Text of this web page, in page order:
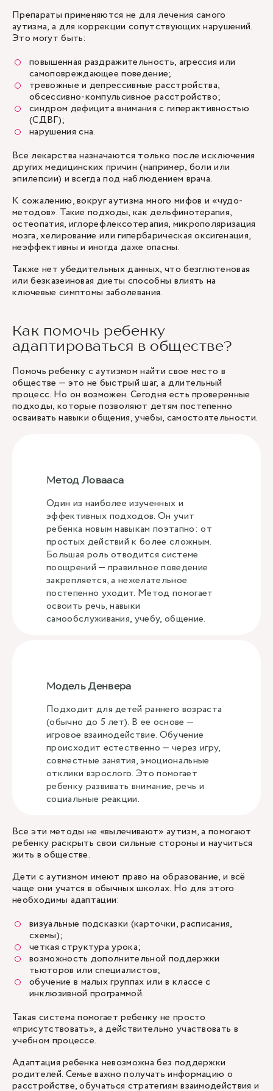
Препараты применяются не для лечения самого
аутизма, а для коррекции сопутствующих нарушений.
Это могут быть:
повышенная раздражительность, агрессия или
самоповреждающее поведение;
тревожные и депрессивные расстройства,
обсессивно-компульсивное расстройство;
синдром дефицита внимания с гиперактивностью
(СДВГ);
нарушения сна.
Все лекарства назначаются только после исключения
других медицинских причин (например, боли или
эпилепсии) и всегда под наблюдением врача.
К сожалению, вокруг аутизма много мифов и «чудо-
методов». Такие подходы, как дельфинотерапия,
остеопатия, иглорефлексотерапия, микрополяризация
мозга, хелирование или гипербарическая оксигенация,
неэффективны и иногда даже опасны.
Также нет убедительных данных, что безглютеновая
или безказеиновая диеты способны влиять на
ключевые симптомы заболевания.
Как помочь ребенку
адаптироваться в обществе?
Помочь ребенку с аутизмом найти свое место в
обществе — это не быстрый шаг, а длительный
процесс. Но он возможен. Сегодня есть проверенные
подходы, которые позволяют детям постепенно
осваивать навыки общения, учебы, самостоятельности.
Метод Ловааса
Один из наиболее изученных и
эффективных подходов. Он учит
ребенка новым навыкам поэтапно: от
простых действий к более сложным.
Большая роль отводится системе
поощрений — правильное поведение
закрепляется, а нежелательное
постепенно уходит. Метод помогает
освоить речь, навыки
самообслуживания, учебу, общение.
Модель Денвера
Подходит для детей раннего возраста
(обычно до 5 лет). В ее основе —
игровое взаимодействие. Обучение
происходит естественно — через игру,
совместные занятия, эмоциональные
отклики взрослого. Это помогает
ребенку развивать внимание, речь и
социальные реакции.
Все эти методы не «вылечивают» аутизм, а помогают
ребенку раскрыть свои сильные стороны и научиться
жить в обществе.
Дети с аутизмом имеют право на образование, и всё
чаще они учатся в обычных школах. Но для этого
необходимы адаптации:
визуальные подсказки (карточки, расписания,
схемы);
четкая структура урока;
возможность дополнительной поддержки
тьюторов или специалистов;
обучение в малых группах или в классе с
инклюзивной программой.
Такая система помогает ребенку не просто
«присутствовать», а действительно участвовать в
учебном процессе.
Адаптация ребенка невозможна без поддержки
родителей. Семье важно получать информацию о
расстройстве, обучаться стратегиям взаимодействия и